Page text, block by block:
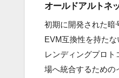
オールドアルトネ
初期に開発された暗
EVM互換性を持た
レンディングプロ
場へ統合するための